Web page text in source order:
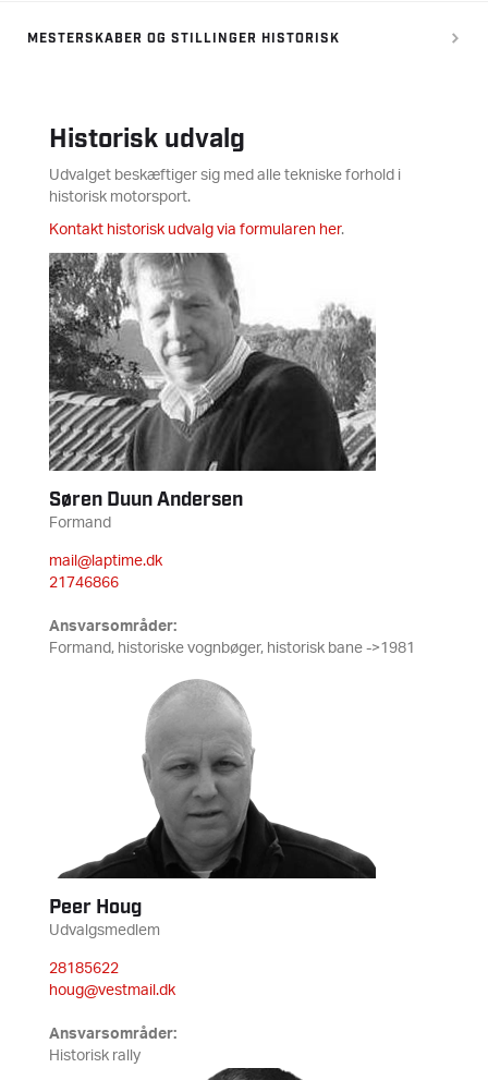
MESTERSKABER OG STILLINGER HISTORISK
Historisk udvalg
Udvalget beskæftiger sig med alle tekniske forhold i
historisk motorsport.
Kontakt historisk udvalg via formularen her.
Søren Duun Andersen
Formand
mail@laptime.dk
21746866
Ansvarsområder:
Formand, historiske vognbøger, historisk bane ->1981
Peer Houg
Udvalgsmedlem
28185622
houg@vestmail.dk
Ansvarsområder:
Historisk rally